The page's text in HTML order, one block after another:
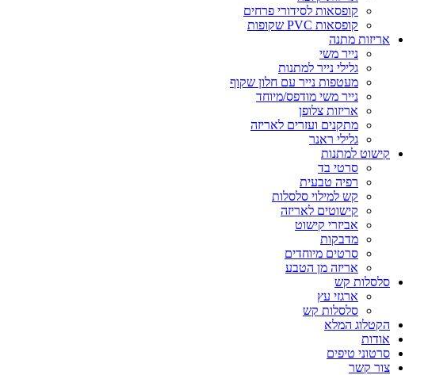
קופסאות לסידורי פרחים
קופסאות PVC שקופות
אריזות מתנה
נייר משי
גלילי נייר למתנות
מעטפות נייר עם חלון שקוף
נייר משי מודפס/מיוחד
אריזות צלופן
מתקנים ועזרים לאריזה
גלילי ראנר
קישוט למתנות
סרטי בד
רפיה טבעית
קש למילוי סלסלות
קישוטים לאריזה
אביזרי קישוט
מדבקות
סרטים מיוחדים
אריזה מן הטבע
סלסלות קש
ארגזי עץ
סלסלות קש
הקטלוג המלא
אודות
סרטוני טיפים
צור קשר